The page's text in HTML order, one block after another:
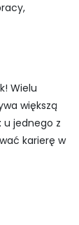
Wielu
większą
u jednego z
karierę w